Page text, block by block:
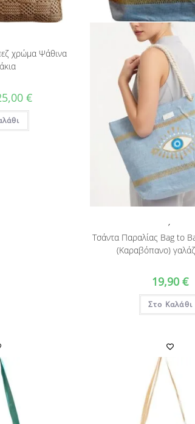
χρώμα Ψάθινα
€.
€Η
τρέχουσα
,
Τσάντα Παραλίας Bag to
(Καραβόπανο)
19,90€
Στο Καλάθι